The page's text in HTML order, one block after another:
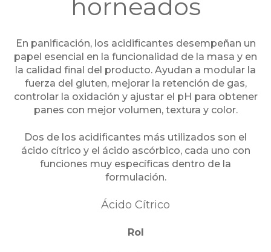
horneados
En panificación, los acidificantes desempeñan un
papel esencial en la funcionalidad de la masa y en
la calidad final del producto. Ayudan a modular la
fuerza del gluten, mejorar la retención de gas,
controlar la oxidación y ajustar el pH para obtener
panes con mejor volumen, textura y color.
Dos de los acidificantes más utilizados son el
ácido cítrico y el ácido ascórbico, cada uno con
funciones muy específicas dentro de la
formulación.
Ácido Cítrico
Rol